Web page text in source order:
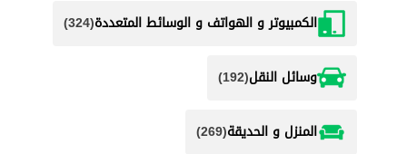
الكمبيوتر و الهواتف و الوسائط المتعددة(324)
وسائل النقل(192)
المنزل و الحديقة(269)